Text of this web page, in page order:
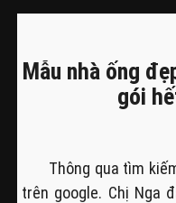
Mẫu nhà ống
gói
Thông qua tìm
trên google. Chị Nga